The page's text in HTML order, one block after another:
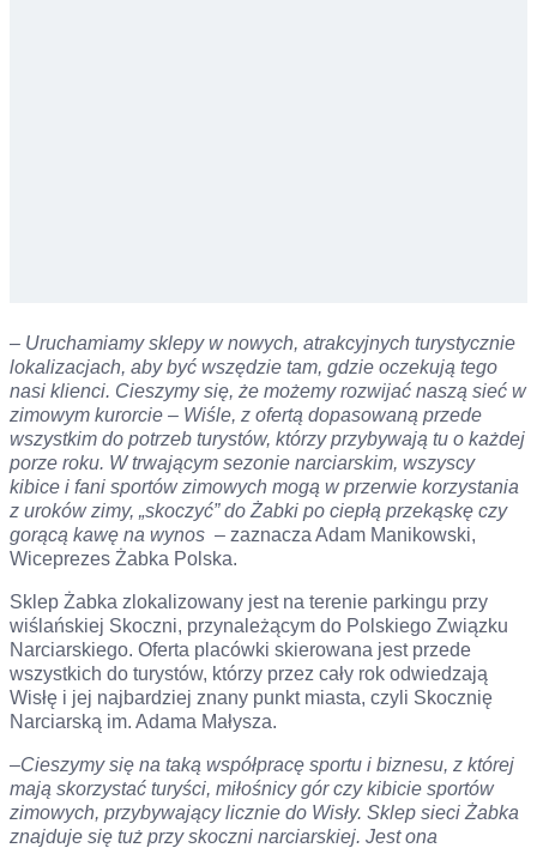
– Uruchamiamy sklepy w nowych, atrakcyjnych turystycznie
lokalizacjach, aby być wszędzie tam, gdzie oczekują tego
nasi klienci. Cieszymy się, że możemy rozwijać naszą sieć w
zimowym kurorcie – Wiśle, z ofertą dopasowaną przede
wszystkim do potrzeb turystów, którzy przybywają tu o każdej
porze roku. W trwającym sezonie narciarskim, wszyscy
kibice i fani sportów zimowych mogą w przerwie korzystania
z uroków zimy, „skoczyć” do Żabki po ciepłą przekąskę czy
gorącą kawę na wynos – zaznacza Adam Manikowski,
Wiceprezes Żabka Polska.
Sklep Żabka zlokalizowany jest na terenie parkingu przy
wiślańskiej Skoczni, przynależącym do Polskiego Związku
Narciarskiego. Oferta placówki skierowana jest przede
wszystkich do turystów, którzy przez cały rok odwiedzają
Wisłę i jej najbardziej znany punkt miasta, czyli Skocznię
Narciarską im. Adama Małysza.
–Cieszymy się na taką współpracę sportu i biznesu, z której
mają skorzystać turyści, miłośnicy gór czy kibicie sportów
zimowych, przybywający licznie do Wisły. Sklep sieci Żabka
znajduje się tuż przy skoczni narciarskiej. Jest ona